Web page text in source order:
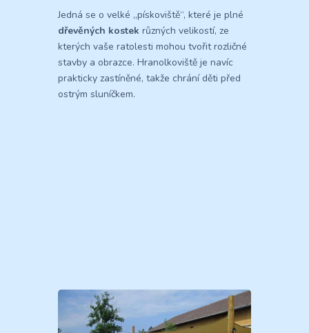
Jedná se o velké „pískoviště“, které je plné
dřevěných kostek různých velikostí, ze
kterých vaše ratolesti mohou tvořit rozličné
stavby a obrazce. Hranolkoviště je navíc
prakticky zastíněné, takže chrání děti před
ostrým sluníčkem.